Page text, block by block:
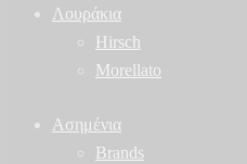
Λουράκια
Hirsch
Morellato
Ασημένια
Brands